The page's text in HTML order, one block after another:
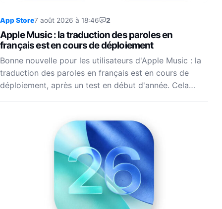
App Store7 août 2026 à 18:46 2
Apple Music : la traduction des paroles en
français est en cours de déploiement
Bonne nouvelle pour les utilisateurs d'Apple Music : la
traduction des paroles en français est en cours de
déploiement, après un test en début d'année. Cela…